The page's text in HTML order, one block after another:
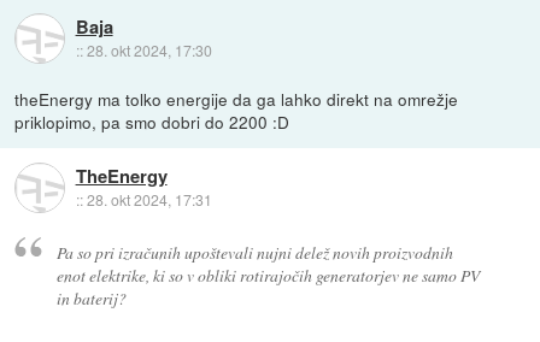
Baja
::28. okt 2024, 17:30
theEnergy ma tolko energije da ga lahko direkt na omrežje
priklopimo, pa smo dobri do 2200 :D
TheEnergy
::28. okt 2024, 17:31
Pa so pri izračunih upoštevali nujni delež novih proizvodnih
enot elektrike, ki so v obliki rotirajočih generatorjev ne samo PV
in baterij?